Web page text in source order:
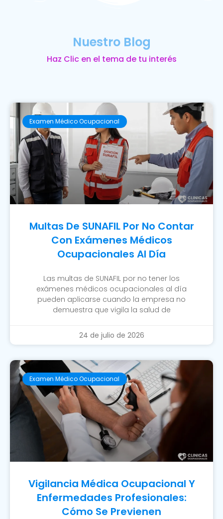
Nuestro Blog
Haz Clic en el tema de tu interés
Examen Médico Ocupacional
Multas De SUNAFIL Por No Contar
Con Exámenes Médicos
Ocupacionales Al Día
Las multas de SUNAFIL por no tener los
exámenes médicos ocupacionales al día
pueden aplicarse cuando la empresa no
demuestra que vigila la salud de
24 de julio de 2026
Examen Médico Ocupacional
Vigilancia Médica Ocupacional Y
Enfermedades Profesionales:
Cómo Se Previenen